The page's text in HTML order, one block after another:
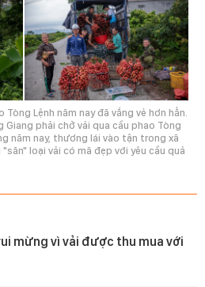
Lệnh năm nay đã vắng vẻ hơn hẳn.
Giang phải chở vải qua cầu phao Tòng
năm nay, thương lái vào tận trong xã
loại vải có mã đẹp với yêu cầu quả
mừng vì vải được thu mua với